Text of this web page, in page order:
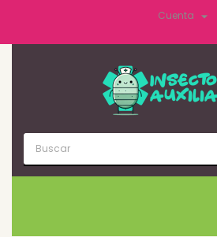
Cuenta 